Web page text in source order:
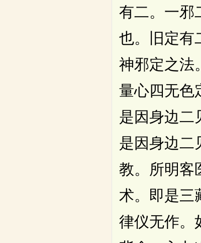
有二。一邪
也。旧定有
神邪定之法
量心四无色
是因身边二
是因身边二
教。所明客
术。即是三
律仪无作。